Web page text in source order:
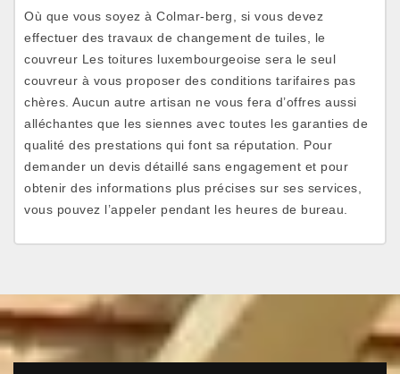
Où que vous soyez à Colmar-berg, si vous devez
effectuer des travaux de changement de tuiles, le
couvreur Les toitures luxembourgeoise sera le seul
couvreur à vous proposer des conditions tarifaires pas
chères. Aucun autre artisan ne vous fera d’offres aussi
alléchantes que les siennes avec toutes les garanties de
qualité des prestations qui font sa réputation. Pour
demander un devis détaillé sans engagement et pour
obtenir des informations plus précises sur ses services,
vous pouvez l’appeler pendant les heures de bureau.